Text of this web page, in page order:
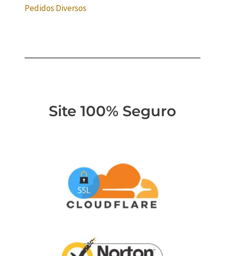
Pedidos Diversos
Site 100% Seguro